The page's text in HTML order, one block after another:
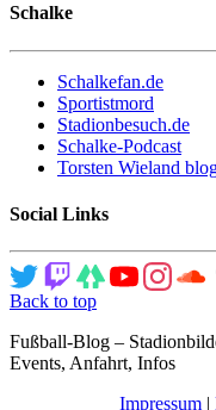
Schalke
Schalkefan.de
Sportistmord
Stadionbesuch.de
Schalke-Podcast
Torsten Wieland
Social Links
Back to top
Fußball-Blog –
Events, Anfahrt, Infos
Impressum |